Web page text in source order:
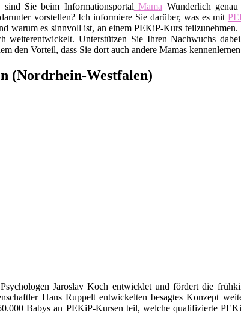
Sie beim Informationsportal Mama Wunderlich
vorstellen? Ich informiere Sie darüber, was es mit
warum es sinnvoll ist, an einem PEKiP-Kurs
Unterstützen Sie Ihren Nachwuchs
den Vorteil, dass Sie dort auch andere Mamas
(Nordrhein-Westfalen)
Jaroslav Koch entwicklet und fördert die
Hans Ruppelt entwickelten besagtes Konzept
Babys an PEKiP-Kursen teil, welche qualifizierte